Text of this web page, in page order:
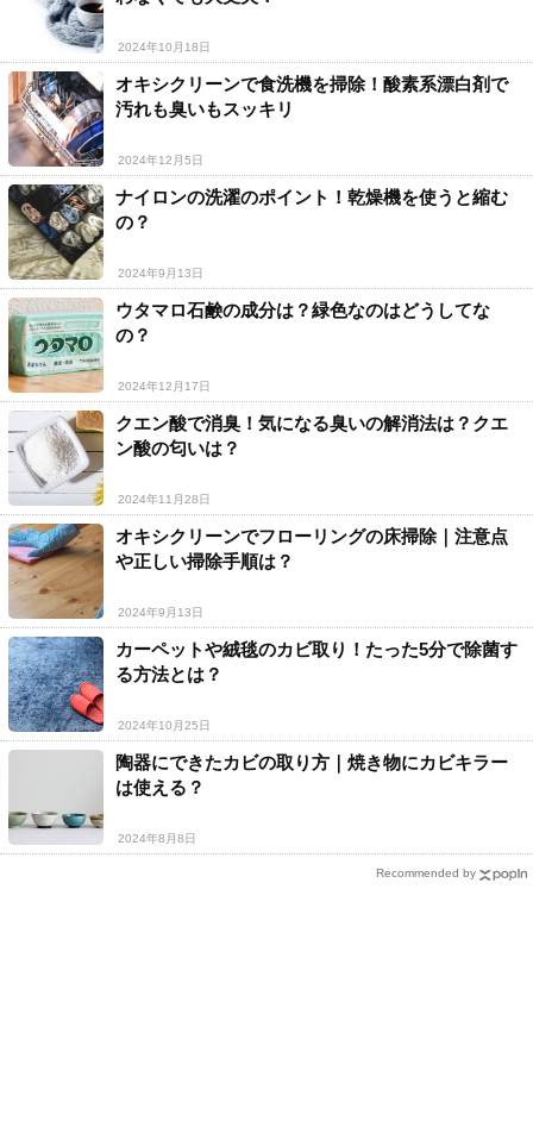
2024年10月18日
オキシクリーンで食洗機を掃除！酸素系漂白剤で
汚れも臭いもスッキリ
2024年12月5日
ナイロンの洗濯のポイント！乾燥機を使うと縮む
の？
2024年9月13日
ウタマロ石鹸の成分は？緑色なのはどうしてな
の？
2024年12月17日
クエン酸で消臭！気になる臭いの解消法は？クエ
ン酸の匂いは？
2024年11月28日
オキシクリーンでフローリングの床掃除｜注意点
や正しい掃除手順は？
2024年9月13日
カーペットや絨毯のカビ取り！たった5分で除菌す
る方法とは？
2024年10月25日
陶器にできたカビの取り方｜焼き物にカビキラー
は使える？
2024年8月8日
Recommended by